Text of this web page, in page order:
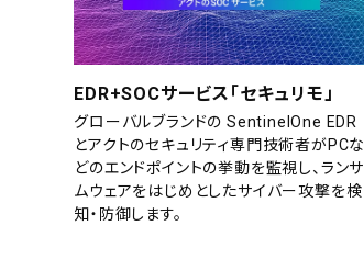
EDR+SOCサービス「セキュリモ」
グローバルブランドの SentinelOne EDR
とアクトのセキュリティ専門技術者がPCな
どのエンドポイントの挙動を監視し、ランサ
ムウェアをはじめとしたサイバー攻撃を検
知・防御します。